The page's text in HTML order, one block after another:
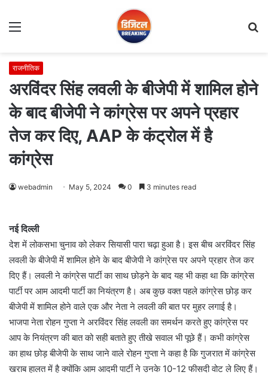
Menu
राजनीतिक
अरविंदर सिंह लवली के बीजेपी में शामिल होने
के बाद बीजेपी ने कांग्रेस पर अपने प्रहार
तेज कर दिए, AAP के कंट्रोल में है
कांग्रेस
webadmin May 5, 2024 0 3 minutes read
नई दिल्ली
देश में लोकसभा चुनाव को लेकर सियासी पारा चढ़ा हुआ है। इस बीच अरविंदर सिंह
लवली के बीजेपी में शामिल होने के बाद बीजेपी ने कांग्रेस पर अपने प्रहार तेज कर
दिए हैं। लवली ने कांग्रेस पार्टी का साथ छोड़ने के बाद यह भी कहा था कि कांग्रेस
पार्टी पर आम आदमी पार्टी का नियंत्रण है। अब कुछ वक्त पहले कांग्रेस छोड़ कर
बीजेपी में शामिल होने वाले एक और नेता ने लवली की बात पर मुहर लगाई है।
भाजपा नेता रोहन गुप्ता ने अरविंदर सिंह लवली का समर्थन करते हुए कांग्रेस पर
आप के नियंत्रण की बात को सही बताते हुए तीखे सवाल भी पूछे हैं। कभी कांग्रेस
का हाथ छोड़ बीजेपी के साथ जाने वाले रोहन गुप्ता ने कहा है कि गुजरात में कांग्रेस
खराब हालत में है क्योंकि आम आदमी पार्टी ने उनके 10-12 फीसदी वोट ले लिए हैं।